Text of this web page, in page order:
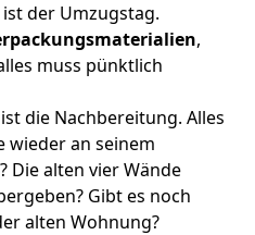
der Umzugstag.
,
muss pünktlich
die Nachbereitung. Alles
wieder an seinem
Die alten vier Wände
Gibt es noch
alten Wohnung?